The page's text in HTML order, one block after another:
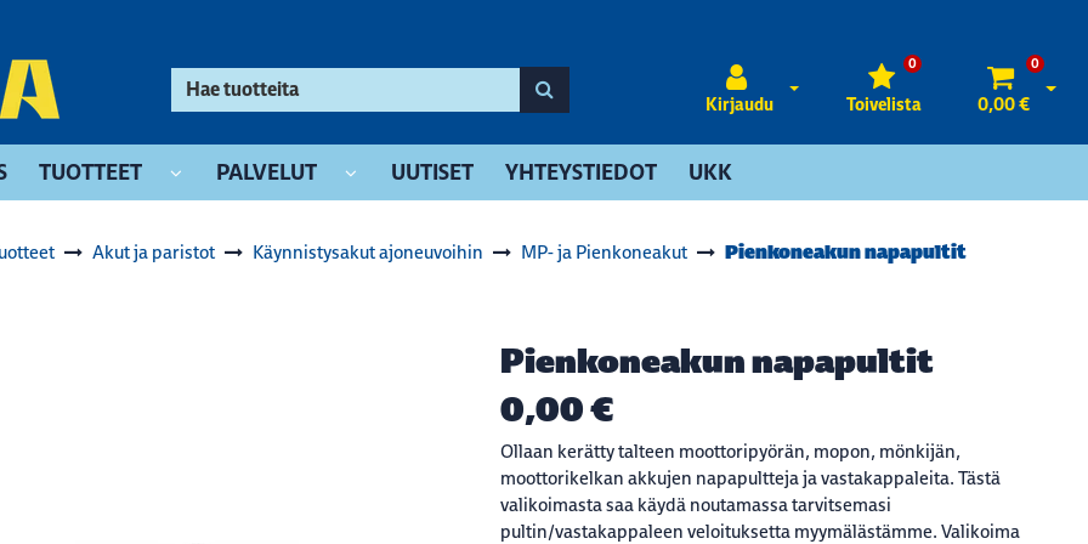
Kirjaudu
Avaa kirjautuminen
Toivelista
0 0
0,00 €
TUOTTEET PALVELUT UUTISET YHTEYSTIEDOT UKK
Akut ja paristot Käynnistysakut ajoneuvoihin MP- ja Pienkoneakut Pienkoneakun napapultit
Pienkoneakun napapultit
0,00 €
Ollaan kerätty talteen moottoripyörän, mopon, mönkijän,
moottorikelkan akkujen napapultteja ja vastakappaleita. Tästä
valikoimasta saa käydä noutamassa tarvitsemasi
pultin/vastakappaleen veloituksetta myymälästämme. Valikoima